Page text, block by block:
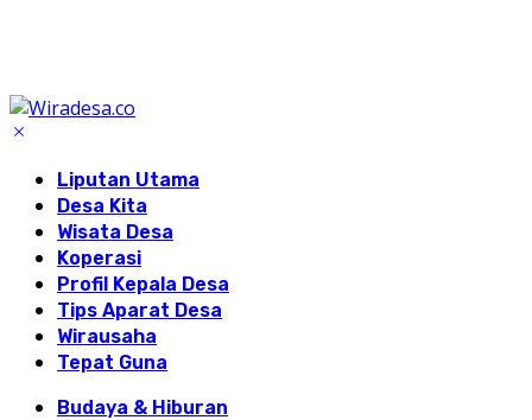
Liputan Utama
Desa Kita
Wisata Desa
Koperasi
Profil Kepala Desa
Tips Aparat Desa
Wirausaha
Tepat Guna
Budaya & Hiburan